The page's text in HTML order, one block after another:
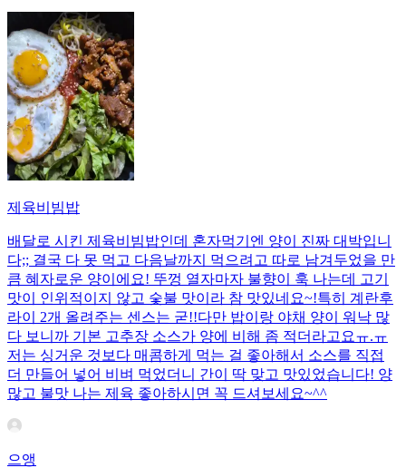
제육비빔밥
배달로 시킨 제육비빔밥인데 혼자먹기엔 양이 진짜 대박입니
다;; 결국 다 못 먹고 다음날까지 먹으려고 따로 남겨두었을 만
큼 혜자로운 양이에요! 뚜껑 열자마자 불향이 훅 나는데 고기
맛이 인위적이지 않고 숯불 맛이라 참 맛있네요~!특히 계란후
라이 2개 올려주는 센스는 굳!! ​다만 밥이랑 야채 양이 워낙 많
다 보니까 기본 고추장 소스가 양에 비해 좀 적더라고요ㅠ.ㅠ
저는 싱거운 것보다 매콤하게 먹는 걸 좋아해서 소스를 직접
더 만들어 넣어 비벼 먹었더니 간이 딱 맞고 맛있었습니다! 양
많고 불맛 나는 제육 좋아하시면 꼭 드셔보세요~^^
으앵